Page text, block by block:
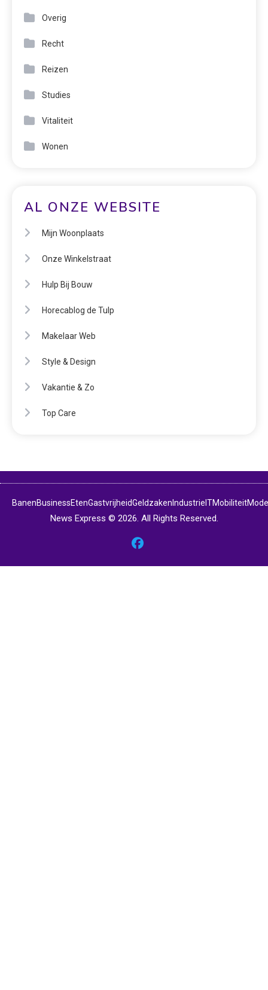
Overig
Recht
Reizen
Studies
Vitaliteit
Wonen
AL ONZE WEBSITE
Mijn Woonplaats
Onze Winkelstraat
Hulp Bij Bouw
Horecablog de Tulp
Makelaar Web
Style & Design
Vakantie & Zo
Top Care
BanenBusinessEtenGastvrijheidGeldzaken Industrie ITMobiliteitMode
News Express © 2026. All Rights Reserved.